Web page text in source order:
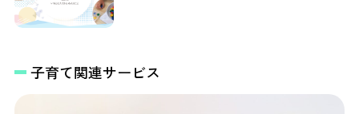
子育て関連サービス